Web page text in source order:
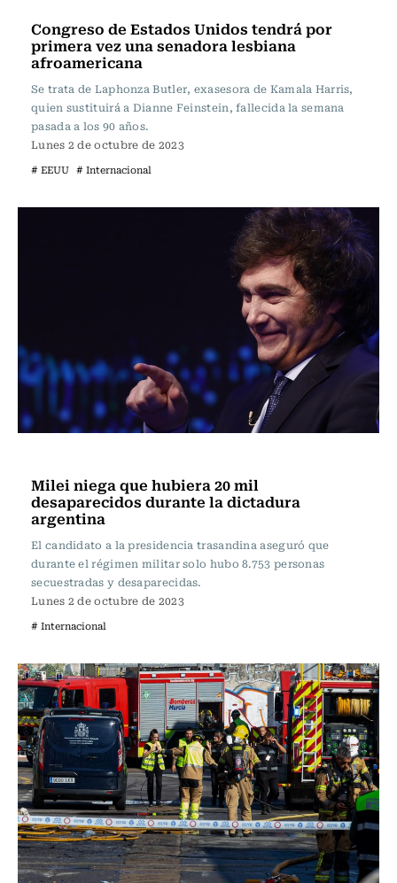
Congreso de Estados Unidos tendrá por
primera vez una senadora lesbiana
afroamericana
Se trata de Laphonza Butler, exasesora de Kamala Harris,
quien sustituirá a Dianne Feinstein, fallecida la semana
pasada a los 90 años.
Lunes 2 de octubre de 2023
# EEUU # Internacional
Milei niega que hubiera 20 mil
desaparecidos durante la dictadura
argentina
El candidato a la presidencia trasandina aseguró que
durante el régimen militar solo hubo 8.753 personas
secuestradas y desaparecidas.
Lunes 2 de octubre de 2023
# Internacional